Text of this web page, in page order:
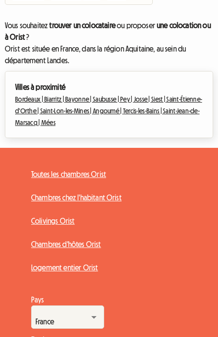
Vous souhaiteztrouver un colocataireou proposerune colocation ou
à Orist?
Orist est située en France, dans la région Aquitaine, au sein du
département Landes.
Villes à proximité
Bordeaux | Biarritz | Bayonne | Saubusse | Pey | Josse |Siest |Saint-Étienne-
d'Orthe | Saint-Lon-les-Mines | Angoumé | Tercis-les-Bains |Saint-Jean-de-
Marsacq | Mées
Toutes les chambres Orist
Chambres chez l'habitant Orist
Colivings Orist
Chambres d'hôtes Orist
Logement entier Orist
Pays